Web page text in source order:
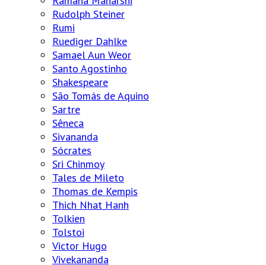
Rudolph Steiner
Rumi
Ruediger Dahlke
Samael Aun Weor
Santo Agostinho
Shakespeare
São Tomás de Aquino
Sartre
Sêneca
Sivananda
Sócrates
Sri Chinmoy
Tales de Mileto
Thomas de Kempis
Thich Nhat Hanh
Tolkien
Tolstoi
Victor Hugo
Vivekananda